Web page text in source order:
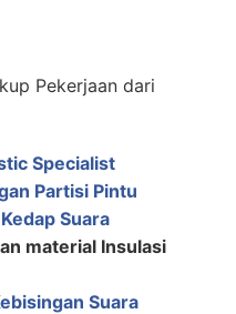
Pekerjaan dari
Specialist
Partisi Pintu
Suara
material Insulasi
Suara